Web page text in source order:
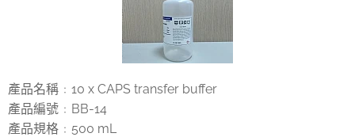
產品名稱 ： 10 x CAPS transfer buffer
產品編號
： BB-14
產品規格
： 500 mL